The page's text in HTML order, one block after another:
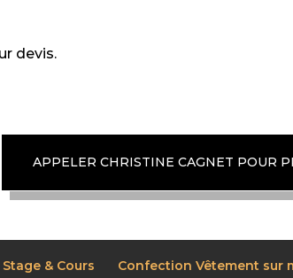
devis.
APPELER CHRISTINE CAGNET POUR
Stage & Cours Confection Vêtement sur